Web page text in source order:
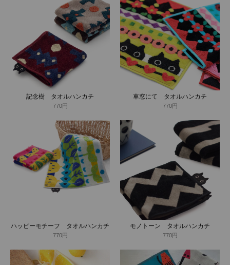
記念樹 タオルハンカチ
770円
車窓にて タオルハンカチ
770円
ハッピーモチーフ タオルハンカチ
770円
モノトーン タオルハンカチ
770円